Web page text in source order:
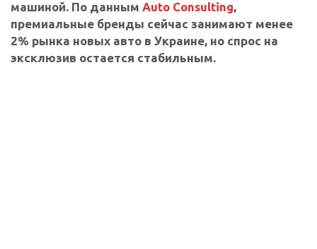
машиной. По данным Auto Consulting,
премиальные бренды сейчас занимают менее
2% рынка новых авто в Украине, но спрос на
эксклюзив остается стабильным.